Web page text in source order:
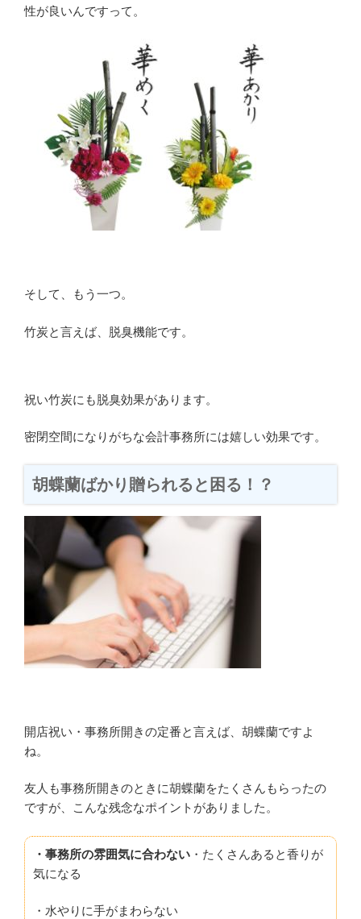
性が良いんですって。
そして、もう一つ。
竹炭と言えば、脱臭機能です。
祝い竹炭にも脱臭効果があります。
密閉空間になりがちな会計事務所には嬉しい効果です。
胡蝶蘭ばかり贈られると困る！？
開店祝い・事務所開きの定番と言えば、胡蝶蘭ですよ
ね。
友人も事務所開きのときに胡蝶蘭をたくさんもらったの
ですが、こんな残念なポイントがありました。
・事務所の雰囲気に合わない ・たくさんあると香りが
気になる
・水やりに手がまわらない